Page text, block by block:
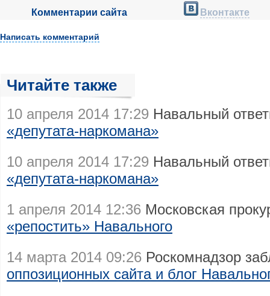
Комментарии сайта Вконтакте
Написать комментарий
Читайте также
10 апреля 2014 17:29 Навальный
«депутата-наркомана»
10 апреля 2014 17:29 Навальный
«депутата-наркомана»
1 апреля 2014 12:36 Московская
«репостить» Навального
14 марта 2014 09:26 Роскомнадзор
оппозиционных сайта и блог